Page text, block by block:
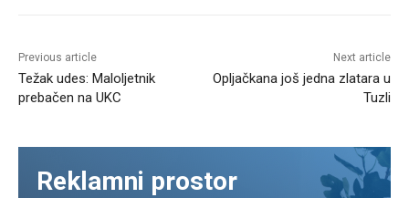
Previous article
Težak udes: Maloljetnik
prebačen na UKC
Next article
Opljačkana još jedna zlatara u
Tuzli
Reklamni prostor